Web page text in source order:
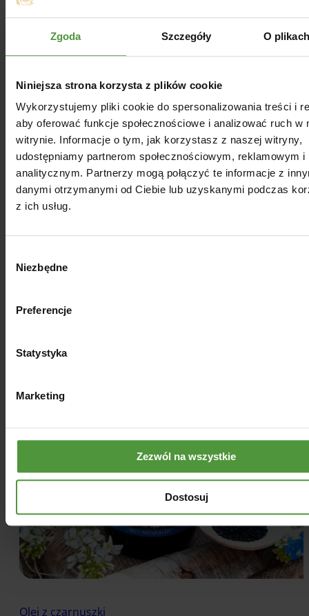
Zgoda Szczegóły O
Niniejsza strona korzysta z plików cookie
Wykorzystujemy pliki cookie do spersonalizowania treści i
aby oferować funkcje społecznościowe i analizować ruch w
witrynie. Informacje o tym, jak korzystasz z naszej witryny,
udostępniamy partnerom społecznościowym, reklamowym i
analitycznym. Partnerzy mogą połączyć te informacje z
danymi otrzymanymi od Ciebie lub uzyskanymi podczas
z ich usług.
zgody
Niezbędne
Preferencje
Statystyka
Marketing
Zezwól na wszystkie
Dostosuj
Podmiot odpowiedzialny
Opinie
Dla Ciebie
Olej z czarnuszki